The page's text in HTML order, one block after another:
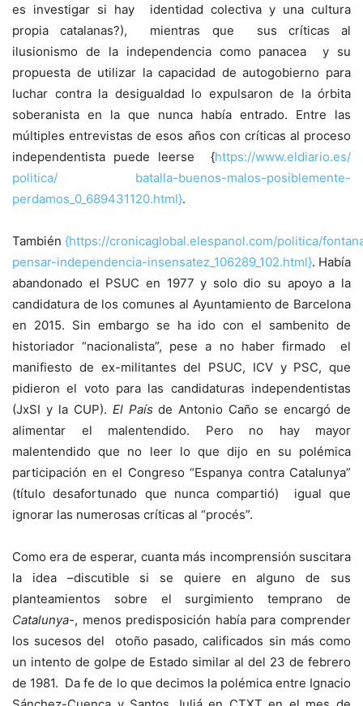
es investigar si hay identidad colectiva y una cultura
propia catalanas?), mientras que sus críticas al
ilusionismo de la independencia como panacea y su
propuesta de utilizar la capacidad de autogobierno para
luchar contra la desigualdad lo expulsaron de la órbita
soberanista en la que nunca había entrado. Entre las
múltiples entrevistas de esos años con críticas al proceso
independentista puede leerse {https://www.eldiario.es/
politica/ batalla-buenos-malos-posiblemente-
perdamos_0_689431120.html}.
También {https://cronicaglobal.elespanol.com/politica/
pensar-independencia-insensatez_106289_102.html}. Había
abandonado el PSUC en 1977 y solo dio su apoyo a la
candidatura de los comunes al Ayuntamiento de Barcelona
en 2015. Sin embargo se ha ido con el sambenito de
historiador “nacionalista”, pese a no haber firmado el
manifiesto de ex-militantes del PSUC, ICV y PSC, que
pidieron el voto para las candidaturas independentistas
(JxSI y la CUP). El País de Antonio Caño se encargó de
alimentar el malentendido. Pero no hay mayor
malentendido que no leer lo que dijo en su polémica
participación en el Congreso “Espanya contra Catalunya”
(título desafortunado que nunca compartió) igual que
ignorar las numerosas críticas al “procés”.
Como era de esperar, cuanta más incomprensión suscitara
la idea –discutible si se quiere en alguno de sus
planteamientos sobre el surgimiento temprano de
Catalunya-, menos predisposición había para comprender
los sucesos del otoño pasado, calificados sin más como
un intento de golpe de Estado similar al del 23 de febrero
de 1981. Da fe de lo que decimos la polémica entre Ignacio